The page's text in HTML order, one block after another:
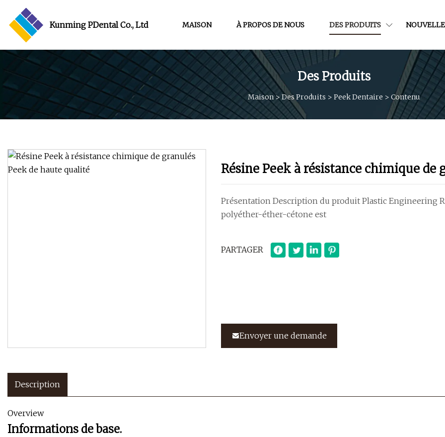
Kunming PDental Co., Ltd MAISON À PROPOS DE NOUS DES PRODUITS
Des Produits
Maison> Des Produits > Peek Dentaire > Contenu
Résine Peek à résistance chimique
Présentation Description du produit Plastic Engineering
polyéther-éther-cétone est
PARTAGER
Envoyer une demande
Description
Overview
Informations de base.